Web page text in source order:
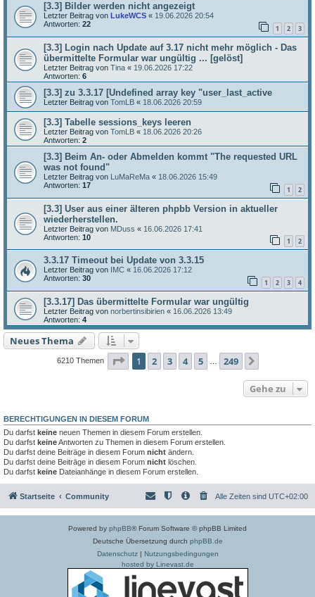
[3.3] Bilder werden nicht angezeigt
Letzter Beitrag von LukeWCS « 19.06.2026 20:54
Antworten: 22 1 2 3
[3.3] Login nach Update auf 3.17 nicht mehr möglich - Das
übermittelte Formular war ungültig ... [gelöst]
Letzter Beitrag von Tina « 19.06.2026 17:22
Antworten: 6
[3.3] zu 3.3.17 [Undefined array key "user_last_active
Letzter Beitrag von TomLB « 18.06.2026 20:59
[3.3] Tabelle sessions_keys leeren
Letzter Beitrag von TomLB « 18.06.2026 20:26
Antworten: 2
[3.3] Beim An- oder Abmelden kommt "The requested URL
was not found"
Letzter Beitrag von LuMaReMa « 18.06.2026 15:49
Antworten: 17 1 2
[3.3] User aus einer älteren phpbb Version in aktueller
wiederherstellen.
Letzter Beitrag von MDuss « 16.06.2026 17:41
Antworten: 10 1 2
3.3.17 Timeout bei Update von 3.3.15
Letzter Beitrag von IMC « 16.06.2026 17:12
Antworten: 30 1 2 3 4
[3.3.17] Das übermittelte Formular war ungültig
Letzter Beitrag von norbertinsibirien « 16.06.2026 13:49
Antworten: 4
Neues Thema
6210 Themen Seite 1von 249
1 2 3 4 5 249
Gehe zu
BERECHTIGUNGEN IN DIESEM FORUM
Du darfst keine neuen Themen in diesem Forum erstellen.
Du darfst keineAntworten zu Themen in diesem Forum erstellen.
Du darfst deine Beiträge in diesem Forum nicht ändern.
Du darfst deine Beiträge in diesem Forum nicht löschen.
Du darfst keine Dateianhänge in diesem Forum erstellen.
Startseite Community Alle Zeiten sind UTC+02:00
Powered by phpBB® Forum Software © phpBB Limited
Deutsche Übersetzung durch phpBB.de
Datenschutz| Nutzungsbedingungen
hosted by Linevast.de